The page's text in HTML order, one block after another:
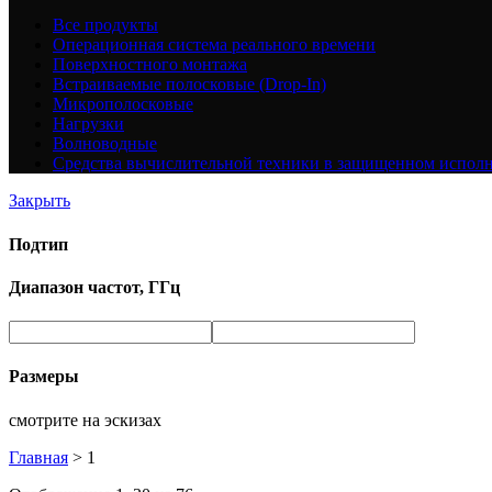
Все продукты
Операционная система реального времени
Поверхностного монтажа
Встраиваемые полосковые (Drop-In)
Микрополосковые
Нагрузки
Волноводные
Средства вычислительной техники в защищенном
Закрыть
Подтип
Диапазон частот, ГГц
Размеры
смотрите на эскизах
Главная > 1